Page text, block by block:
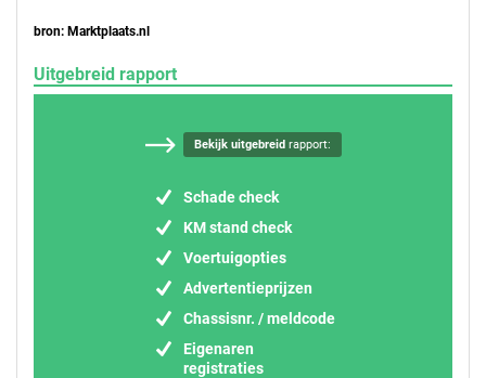
bron: Marktplaats.nl
Uitgebreid rapport
Bekijk uitgebreidrapport:
Schade check
KM stand check
Voertuigopties
Advertentieprijzen
Chassisnr. / meldcode
Eigenaren
registraties